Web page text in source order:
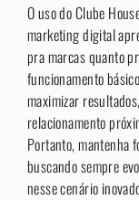
O uso do Clube
marketing digital
pra marcas quanto
funcionamento
maximizar
relacionamento
Portanto, mantenha
buscando sempre
nesse cenário